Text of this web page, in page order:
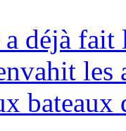
déjà
les
bateaux